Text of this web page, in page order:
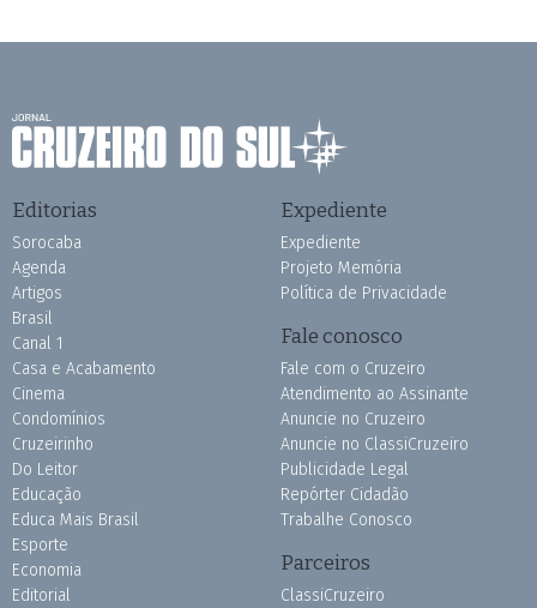
Editorias
Sorocaba
Agenda
Artigos
Brasil
Canal 1
Casa e Acabamento
Cinema
Condomínios
Cruzeirinho
Do Leitor
Educação
Educa Mais Brasil
Esporte
Economia
Editorial
Expediente
Expediente
Projeto Memória
Política de Privacidade
Fale conosco
Fale com o Cruzeiro
Atendimento ao Assinante
Anuncie no Cruzeiro
Anuncie no ClassiCruzeiro
Publicidade Legal
Repórter Cidadão
Trabalhe Conosco
Parceiros
ClassiCruzeiro